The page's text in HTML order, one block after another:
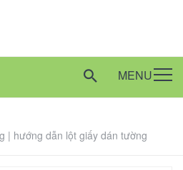
MENU
| hướng dẫn lột giấy dán tường